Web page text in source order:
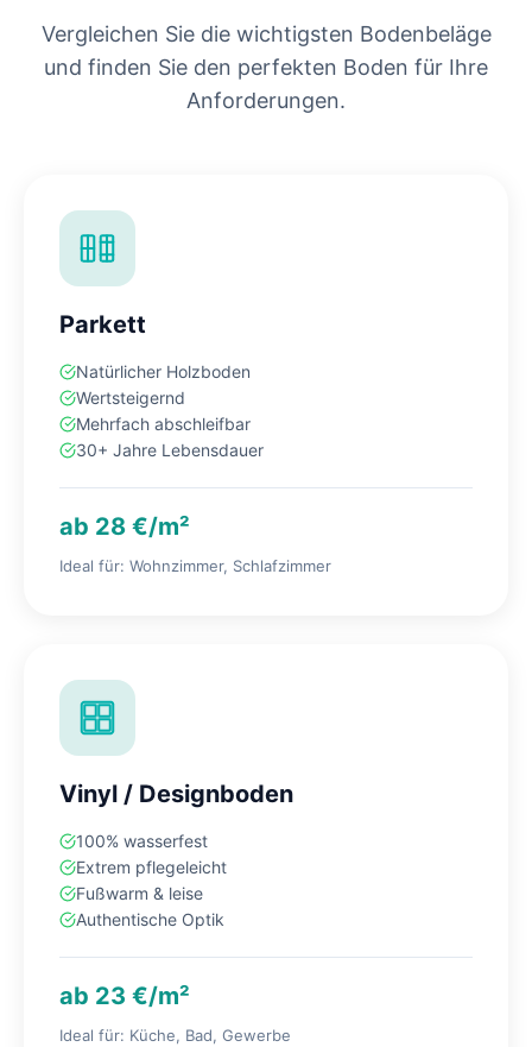
Vergleichen Sie die wichtigsten Bodenbeläge
und finden Sie den perfekten Boden für Ihre
Anforderungen.
Parkett
Natürlicher Holzboden
Wertsteigernd
Mehrfach abschleifbar
30+ Jahre Lebensdauer
ab 28 €/m²
Ideal für: Wohnzimmer, Schlafzimmer
Vinyl / Designboden
100% wasserfest
Extrem pflegeleicht
Fußwarm & leise
Authentische Optik
ab 23 €/m²
Ideal für: Küche, Bad, Gewerbe